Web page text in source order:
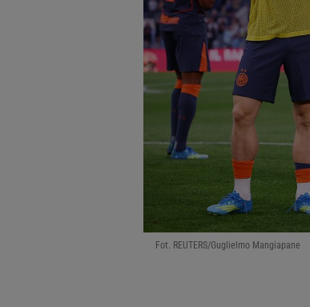
Fot. REUTERS/Guglielmo Mangiapane